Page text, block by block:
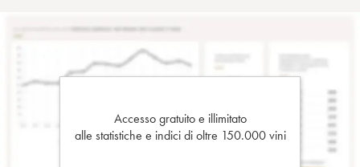
Accesso gratuito e illimitato
alle statistiche e indici di oltre 150.000 vini